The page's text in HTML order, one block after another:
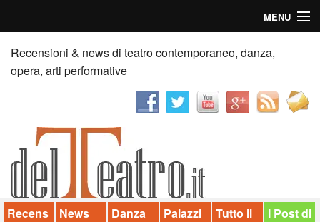
MENU
Home
Recensioni
News
Palazzi consiglia
Video
Recensioni & news di teatro contemporaneo, danza,
opera, arti performative
Recens
News Danza
Palazzi
Tutto il
I Post di